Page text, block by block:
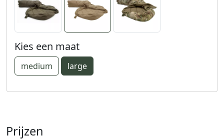
Kies een maat
medium large
Prijzen